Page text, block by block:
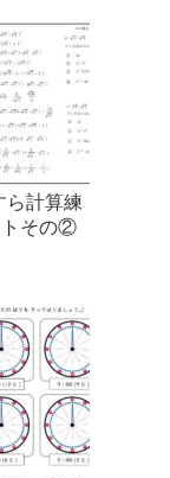
ら計算練
トその②